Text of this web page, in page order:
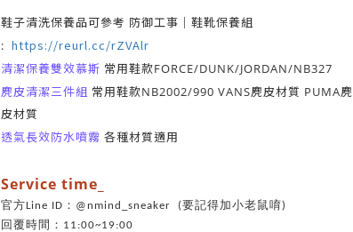
鞋子清洗保養品可參考 防御工事｜鞋靴保養組
: https://reurl.cc/rZVAlr
清潔保養雙效慕斯 常用鞋款FORCE/DUNK/JORDAN/NB327
麂皮清潔三件組 常用鞋款NB2002/990 VANS麂皮材質 PUMA麂
皮材質
透氣長效防水噴霧 各種材質適用
Service time_
官方Line ID：@nmind_sneaker (要記得加小老鼠唷)
回覆時間：11:00~19:00